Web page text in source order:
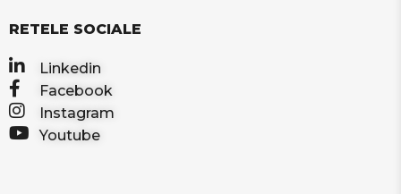
RETELE SOCIALE
Linkedin
Facebook
Instagram
Youtube